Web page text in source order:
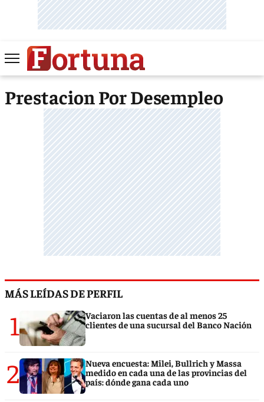
Prestacion Por Desempleo
MÁS LEÍDAS DE PERFIL
1
Vaciaron las cuentas de al menos 25
clientes de una sucursal del Banco Nación
2
Nueva encuesta: Milei, Bullrich y Massa
medido en cada una de las provincias del
país: dónde gana cada uno